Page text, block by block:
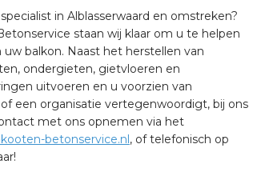
in Alblasserwaard en omstreken?
staan wij klaar om u te helpen
balkon. Naast het herstellen van
ondergieten, gietvloeren en
uitvoeren en u voorzien van
een organisatie vertegenwoordigt, bij ons
met ons opnemen via het
betonservice.nl, of telefonisch op